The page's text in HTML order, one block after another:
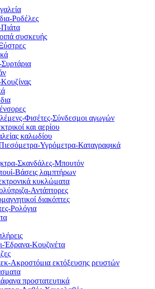
Ροδέλες
συσκευής
Φισέτες-Σύνδεσμοι αγωγών
και αερίου
καλωδίου
Υγρόμετρα-Καταγραφικά
Σκανδάλες-Μπουτόν
Βάσεις λαμπτήρων
κυκλώματα
Αντάπτορες
διακόπτες
Ρολόγια
Έδρανα-Κουζινέτα
Ακροστόμια εκτόξευσης ρευστών
προστατευτικά